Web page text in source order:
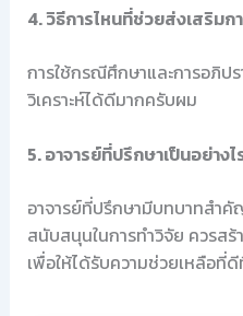
4. วิธีการไหนที่ช่วยส่งเสริมก
การใช้กรณีศึกษาและการอภิป
วิเคราะห์ได้ดีมากครับผม
5. อาจารย์ที่ปรึกษาเป็นอย่าง
อาจารย์ที่ปรึกษามีบทบาทสำคั
สนับสนุนในการทำวิจัย ควรส
เพื่อให้ได้รับความช่วยเหลือที่